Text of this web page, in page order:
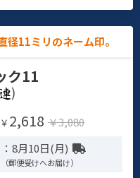
11ミリのネーム印。
ク11
)
￥ 2,618 ￥3,080
8月10日(月)
郵便受けへお届け）